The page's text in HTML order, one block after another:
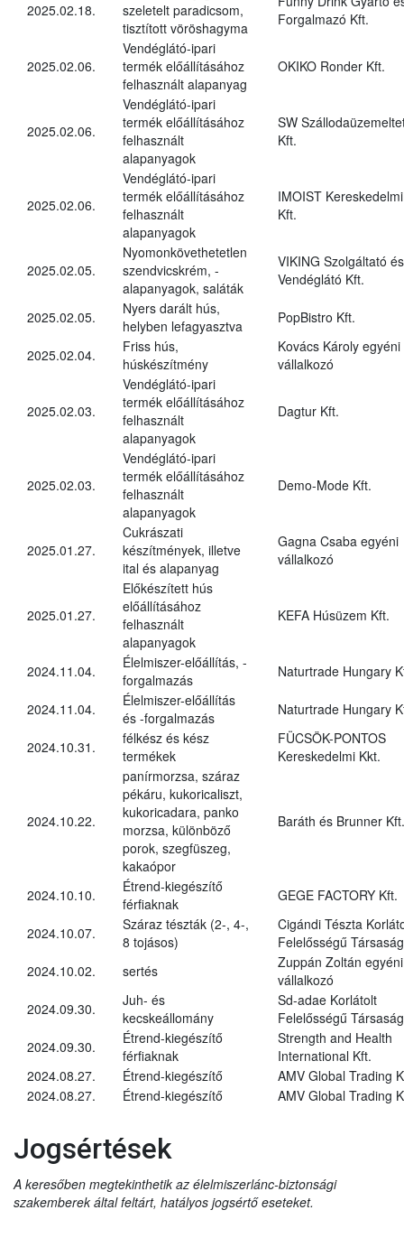
2025.02.18.
szeletelt paradicsom,
tisztított vöröshagyma
Forgalmazó Kft.
2025.02.06.
Vendéglátó-ipari
termék előállításához
felhasznált alapanyag
OKIKO Ronder Kft.
2025.02.06.
Vendéglátó-ipari
termék előállításához
felhasznált
alapanyagok
SW
Kft.
2025.02.06.
Vendéglátó-ipari
termék előállításához
felhasznált
alapanyagok
IMOIST Kereskedelmi
Kft.
2025.02.05.
Nyomonkövethetetlen
szendvicskrém, -
alapanyagok, saláták
VIKING Szolgáltató és
Vendéglátó Kft.
2025.02.05.
Nyers darált hús,
helyben lefagyasztva
PopBistro Kft.
2025.02.04.
Friss hús,
húskészítmény
Kovács Károly egyéni
vállalkozó
2025.02.03.
Vendéglátó-ipari
termék előállításához
felhasznált
alapanyagok
Dagtur Kft.
2025.02.03.
Vendéglátó-ipari
termék előállításához
felhasznált
alapanyagok
Demo-Mode Kft.
2025.01.27.
Cukrászati
készítmények, illetve
ital és alapanyag
Gagna Csaba egyéni
vállalkozó
2025.01.27.
Előkészített hús
előállításához
felhasznált
alapanyagok
KEFA Húsüzem Kft.
2024.11.04.
Élelmiszer-előállítás, -
forgalmazás
Naturtrade Hungary
2024.11.04.
Élelmiszer-előállítás
és -forgalmazás
Naturtrade Hungary
2024.10.31.
félkész és kész
termékek
FÜCSÖK-PONTOS
Kereskedelmi Kkt.
2024.10.22.
panírmorzsa, száraz
pékáru, kukoricaliszt,
kukoricadara, panko
morzsa, különböző
porok, szegfüszeg,
kakaópor
Baráth és Brunner Kft.
2024.10.10.
Étrend-kiegészítő
férfiaknak
GEGE FACTORY Kft.
2024.10.07.
Száraz tészták (2-, 4-,
8 tojásos)
Cigándi Tészta
Felelősségű Társaság
2024.10.02.
sertés
Zuppán Zoltán egyéni
vállalkozó
2024.09.30.
Juh- és
kecskeállomány
Sd-adae Korlátolt
Felelősségű Társaság
2024.09.30.
Étrend-kiegészítő
férfiaknak
Strength and Health
International Kft.
2024.08.27.
Étrend-kiegészítő
AMV Global Trading
2024.08.27.
Étrend-kiegészítő AMV Global Trading
Jogsértések
A keresőben megtekinthetik az élelmiszerlánc-biztonsági
szakemberek által feltárt, hatályos jogsértő eseteket.